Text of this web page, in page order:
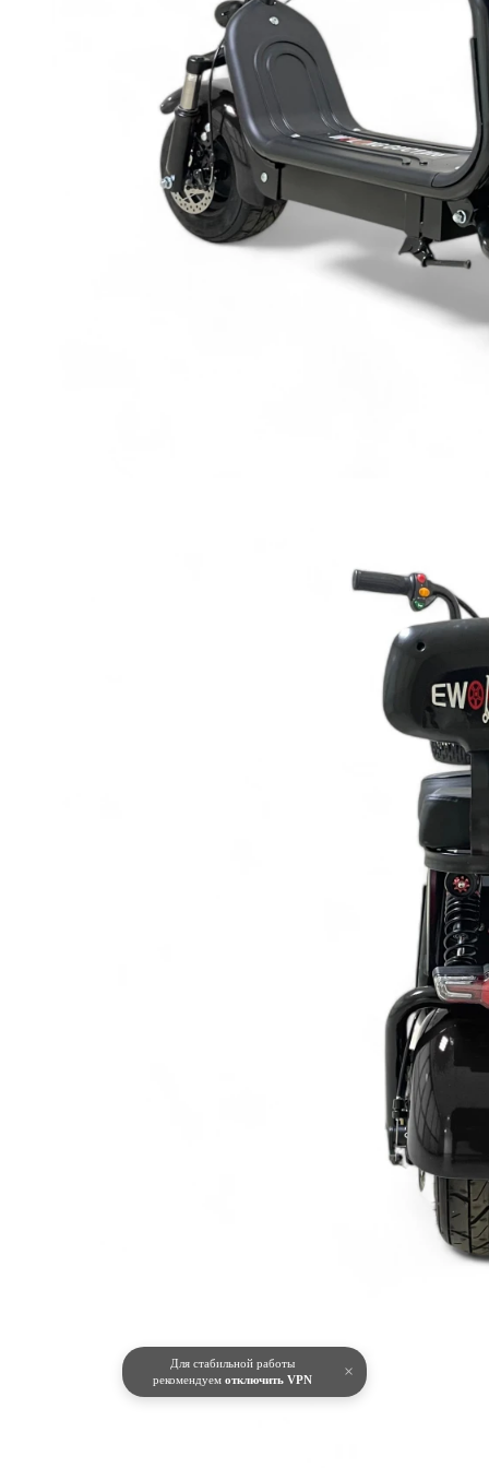
Для стабильной работы
рекомендуем отключить VPN ×